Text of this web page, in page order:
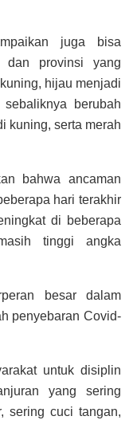
juga bisa
dan provinsi yang
hijau menjadi
berubah
kuning, serta merah
bahwa ancaman
hari terakhir
di beberapa
tinggi angka
besar dalam
penyebaran Covid-
untuk disiplin
yang sering
sering cuci tangan,